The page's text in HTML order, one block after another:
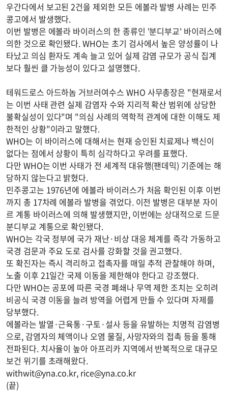
우간다에서 보고된 2건을 제외한 모든 에볼라 발병 사례는 민주
콩고에서 발생했다.
이번 발병은 에볼라 바이러스의 한 종류인 '분디부교' 바이러스에
의한 것으로 확인됐다. WHO는 초기 검사에서 높은 양성률이 나
타났고 의심 환자도 계속 늘고 있어 실제 감염 규모가 공식 집계
보다 훨씬 클 가능성이 있다고 설명했다.
테워드로스 아드하놈 거브러여수스 WHO 사무총장은 "현재로서
는 이번 사태 관련 실제 감염자 수와 지리적 확산 범위에 상당한
불확실성이 있다"며 "의심 사례의 역학적 관계에 대한 이해도 제
한적인 상황"이라고 말했다.
WHO는 이 바이러스에 대해서는 현재 승인된 치료제나 백신이
없다는 점에서 상황이 특히 심각하다고 우려를 표했다.
다만 WHO는 이번 사태가 전 세계적 대유행(팬데믹) 기준에는 해
당하지 않는다고 밝혔다.
민주콩고는 1976년에 에볼라 바이러스가 처음 확인된 이후 이번
까지 총 17차례 에볼라 발병을 겪었다. 이전 발병은 대부분 자이
르 계통 바이러스에 의해 발생했지만, 이번에는 상대적으로 드문
분디부교 계통으로 확인됐다.
WHO는 각국 정부에 국가 재난·비상 대응 체계를 즉각 가동하고
국경 검문과 주요 도로 검사를 강화할 것을 권고했다.
또 확진자는 즉시 격리하고 접촉자를 매일 추적 관찰해야 하며,
노출 이후 21일간 국제 이동을 제한해야 한다고 강조했다.
다만 WHO는 공포에 따른 국경 폐쇄나 무역 제한 조치는 오히려
비공식 국경 이동을 늘려 방역을 어렵게 만들 수 있다며 자제를
당부했다.
에볼라는 발열·근육통·구토·설사 등을 유발하는 치명적 감염병
으로, 감염자의 체액이나 오염 물질, 사망자와의 접촉 등을 통해
전파된다. 치사율이 높아 아프리카 지역에서 반복적으로 대규모
보건 위기를 초래해왔다.
withwit@yna.co.kr, rice@yna.co.kr
(끝)